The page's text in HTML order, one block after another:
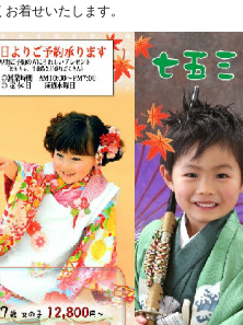
着せいたします。